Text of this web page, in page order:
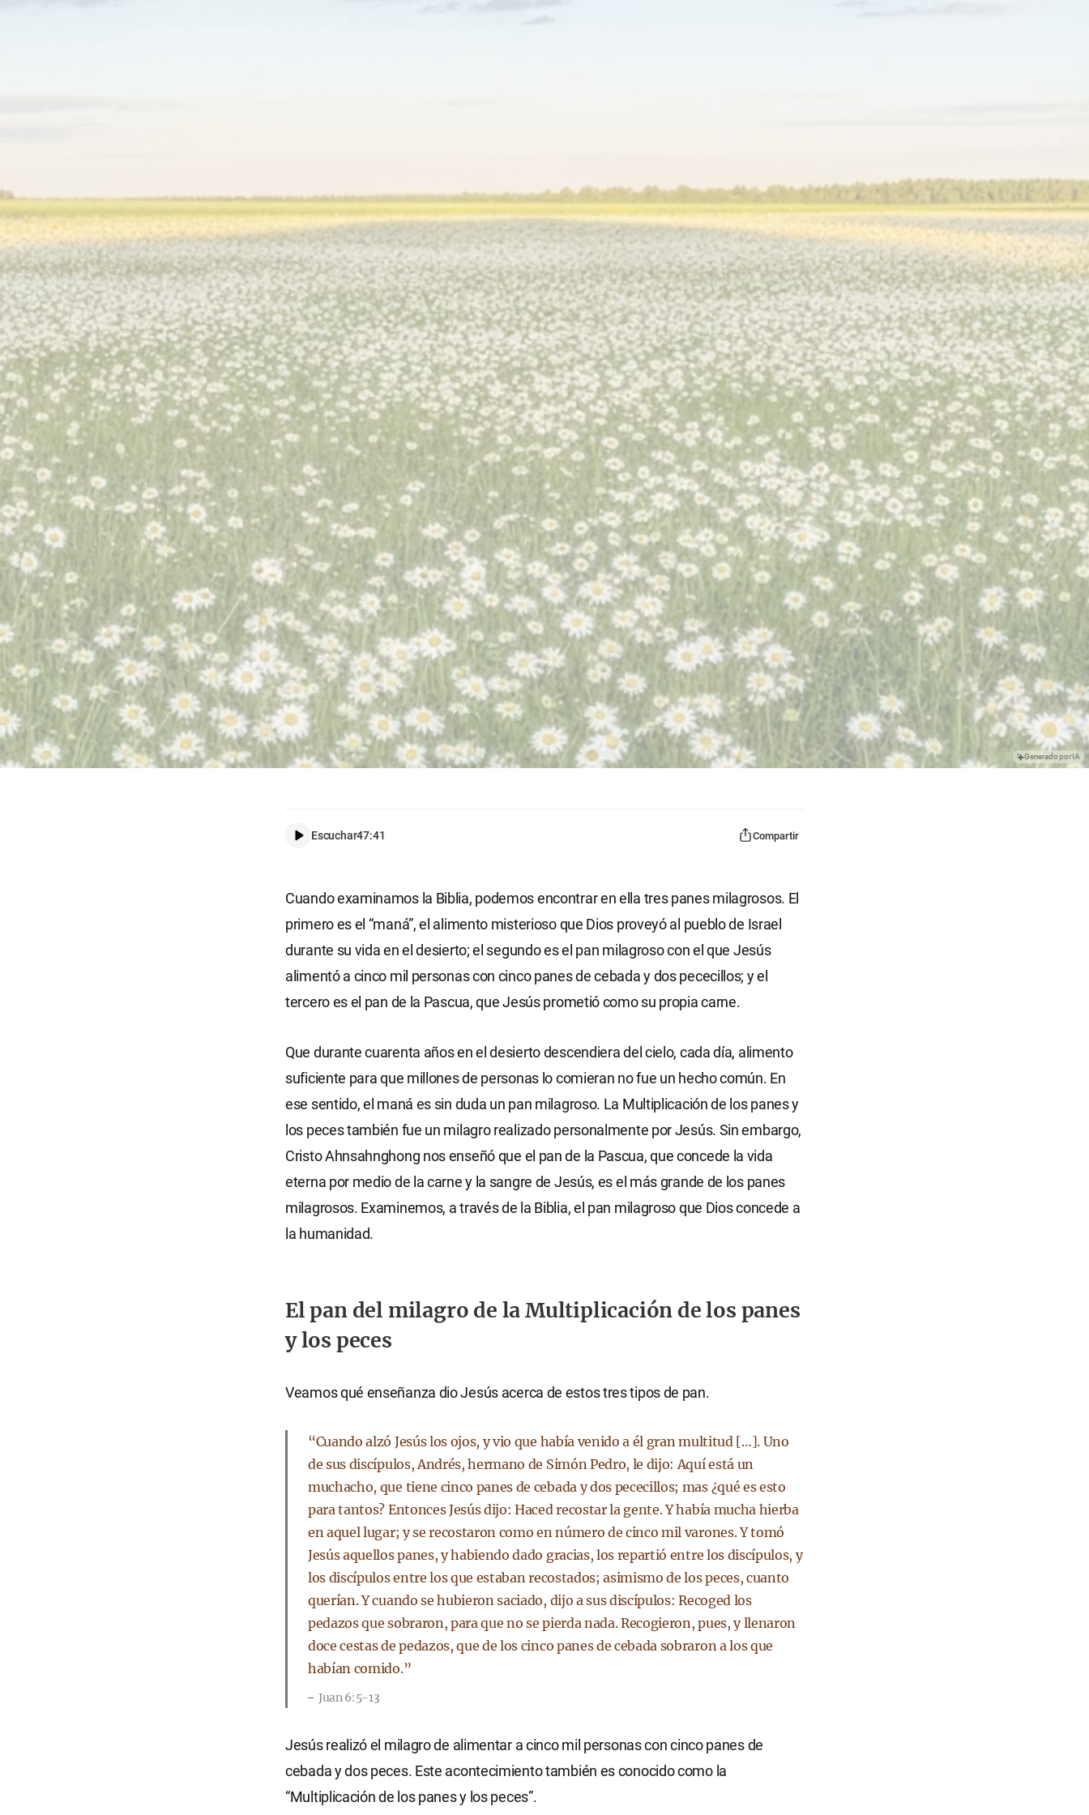
Generado por IA
Escuchar47:41 Compartir
Cuando examinamos la Biblia, podemos encontrar en ella tres panes milagrosos. El
primero es el “maná”, el alimento misterioso que Dios proveyó al pueblo de Israel
durante su vida en el desierto; el segundo es el pan milagroso con el que Jesús
alimentó a cinco mil personas con cinco panes de cebada y dos pececillos; y el
tercero es el pan de la Pascua, que Jesús prometió como su propia carne.
Que durante cuarenta años en el desierto descendiera del cielo, cada día, alimento
suficiente para que millones de personas lo comieran no fue un hecho común. En
ese sentido, el maná es sin duda un pan milagroso. La Multiplicación de los panes y
los peces también fue un milagro realizado personalmente por Jesús. Sin embargo,
Cristo Ahnsahnghong nos enseñó que el pan de la Pascua, que concede la vida
eterna por medio de la carne y la sangre de Jesús, es el más grande de los panes
milagrosos. Examinemos, a través de la Biblia, el pan milagroso que Dios concede a
la humanidad.
El pan del milagro de la Multiplicación de los panes
y los peces
Veamos qué enseñanza dio Jesús acerca de estos tres tipos de pan.
“Cuando alzó Jesús los ojos, y vio que había venido a él gran multitud […]. Uno
de sus discípulos, Andrés, hermano de Simón Pedro, le dijo: Aquí está un
muchacho, que tiene cinco panes de cebada y dos pececillos; mas ¿qué es esto
para tantos? Entonces Jesús dijo: Haced recostar la gente. Y había mucha hierba
en aquel lugar; y se recostaron como en número de cinco mil varones. Y tomó
Jesús aquellos panes, y habiendo dado gracias, los repartió entre los discípulos, y
los discípulos entre los que estaban recostados; asimismo de los peces, cuanto
querían. Y cuando se hubieron saciado, dijo a sus discípulos: Recoged los
pedazos que sobraron, para que no se pierda nada. Recogieron, pues, y llenaron
doce cestas de pedazos, que de los cinco panes de cebada sobraron a los que
habían comido.”
Juan 6:5-13
Jesús realizó el milagro de alimentar a cinco mil personas con cinco panes de
cebada y dos peces. Este acontecimiento también es conocido como la
“Multiplicación de los panes y los peces”.